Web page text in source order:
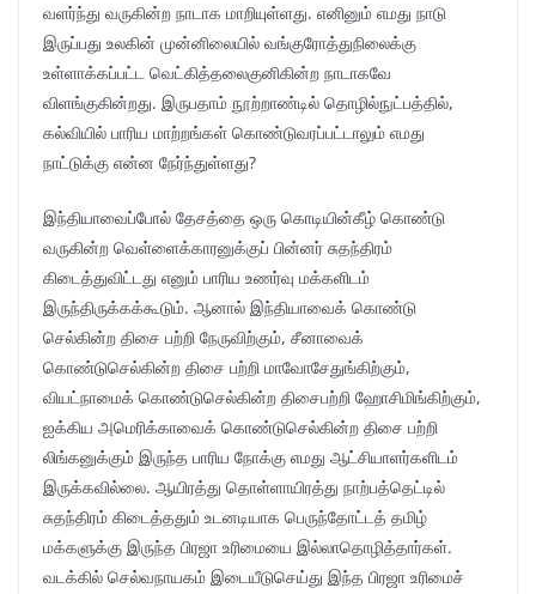
வளர்ந்து வருகின்ற நாடாக மாறியுள்ளது. எனினும் எமது நாடு
இருப்பது உலகின் முன்னிலையில் வங்குரோத்துநிலைக்கு
உள்ளாக்கப்பட்ட வெட்கித்தலைகுனிகின்ற நாடாகவே
விளங்குகின்றது. இருபதாம் நூற்றாண்டில் தொழில்நுட்பத்தில்,
கல்வியில் பாரிய மாற்றங்கள் கொண்டுவரப்பட்டாலும் எமது
நாட்டுக்கு என்ன நேர்ந்துள்ளது?
இந்தியாவைப்போல் தேசத்தை ஒரு கொடியின்கீழ் கொண்டு
வருகின்ற வெள்ளைக்காரனுக்குப் பின்னர் சுதந்திரம்
கிடைத்துவிட்டது எனும் பாரிய உணர்வு மக்களிடம்
இருந்திருக்கக்கூடும். ஆனால் இந்தியாவைக் கொண்டு
செல்கின்ற திசை பற்றி நேருவிற்கும், சீனாவைக்
கொண்டுசெல்கின்ற திசை பற்றி மாவோசேதுங்கிற்கும்,
வியட்நாமைக் கொண்டுசெல்கின்ற திசைபற்றி ஹோசிமிங்கிற்கும்,
ஐக்கிய அமெரிக்காவைக் கொண்டுசெல்கின்ற திசை பற்றி
லிங்கனுக்கும் இருந்த பாரிய நோக்கு எமது ஆட்சியாளர்களிடம்
இருக்கவில்லை. ஆயிரத்து தொள்ளாயிரத்து நாற்பத்தெட்டில்
சுதந்திரம் கிடைத்ததும் உடனடியாக பெருந்தோட்டத் தமிழ்
மக்களுக்கு இருந்த பிரஜா உரிமையை இல்லாதொழித்தார்கள்.
வடக்கில் செல்வநாயகம் இடையீடுசெய்து இந்த பிரஜா உரிமைச்